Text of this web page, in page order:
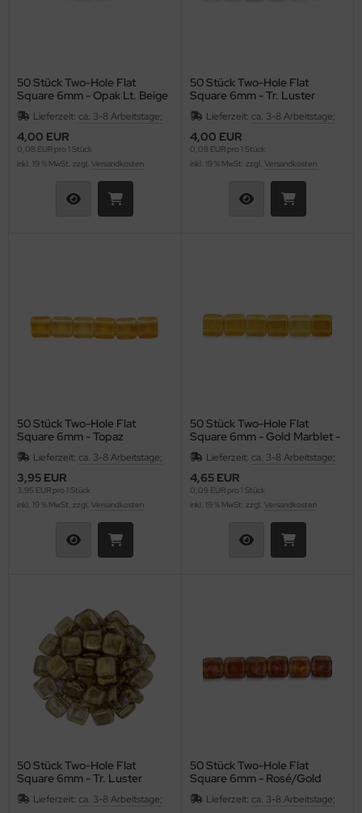
50 Stück Two-Hole Flat
Square 6mm - Opak Lt. Beige
Lieferzeit: ca. 3-8 Arbeitstage;
4,00 EUR
0,08 EUR pro 1 Stück
inkl. 19 % MwSt. zzgl. Versandkosten
50 Stück Two-Hole Flat
Square 6mm - Tr. Luster
Champagne
Lieferzeit: ca. 3-8 Arbeitstage;
4,00 EUR
0,08 EUR pro 1 Stück
inkl. 19 % MwSt. zzgl. Versandkosten
50 Stück Two-Hole Flat
Square 6mm - Topaz
Lieferzeit: ca. 3-8 Arbeitstage;
3,95 EUR
3,95 EUR pro 1 Stück
inkl. 19 % MwSt. zzgl. Versandkosten
50 Stück Two-Hole Flat
Square 6mm - Gold Marblet -
Topaz
Lieferzeit: ca. 3-8 Arbeitstage;
4,65 EUR
0,09 EUR pro 1 Stück
inkl. 19 % MwSt. zzgl. Versandkosten
50 Stück Two-Hole Flat
Square 6mm - Tr. Luster
Gold/Sm.Topaz
Lieferzeit: ca. 3-8 Arbeitstage;
50 Stück Two-Hole Flat
Square 6mm - Rosé/Gold
Topaz-Luster
Lieferzeit: ca. 3-8 Arbeitstage;